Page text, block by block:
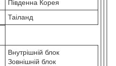
Південна Корея
Таiланд
Внутрішній блок
Зовнішній блок